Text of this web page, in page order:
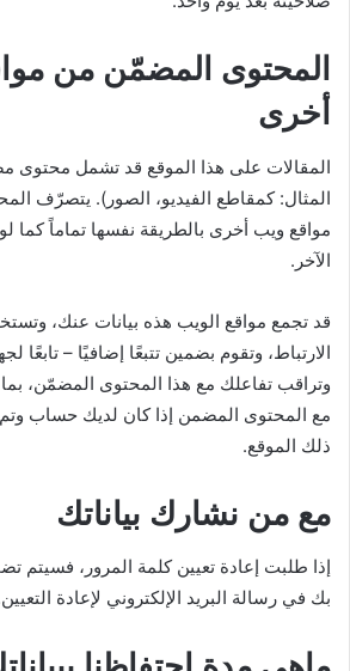
المحتوى المضمّن من
أخرى
المقالات على هذا الموقع قد تشمل محتوى
المثال: كمقاطع الفيديو، الصور). يتصرّف
مواقع ويب أخرى بالطريقة نفسها تماماً كما لو
الآخر.
قد تجمع مواقع الويب هذه بيانات عنك،
الارتباط، وتقوم بضمين تتبعًا إضافيًا – تابعًا
وتراقب تفاعلك مع هذا المحتوى المضمّن،
مع المحتوى المضمن إذا كان لديك حساب
ذلك الموقع.
مع من نشارك بياناتك
بك في رسالة البريد الإلكتروني لإعادة